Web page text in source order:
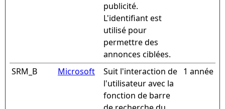
publicité.
L'identifiant est
utilisé pour
permettre des
annonces ciblées.
SRM_B Microsoft
Suit l'interaction de
l'utilisateur avec la
fonction de barre
1 année